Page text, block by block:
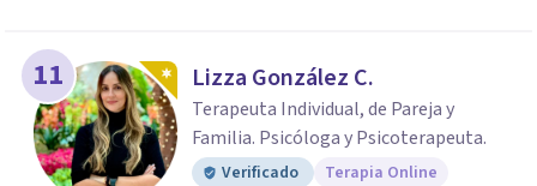
11 Lizza González C.
Terapeuta Individual, de Pareja y
Familia. Psicóloga y Psicoterapeuta.
Verificado Terapia Online